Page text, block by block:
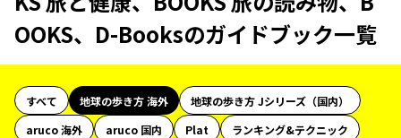
OOKS、D-Booksのガイドブック一覧
すべて 地球の歩き方 海外
地球の歩き方 Jシリーズ（国内）
aruco 海外
aruco 国内 Plat
ランキング&テクニック